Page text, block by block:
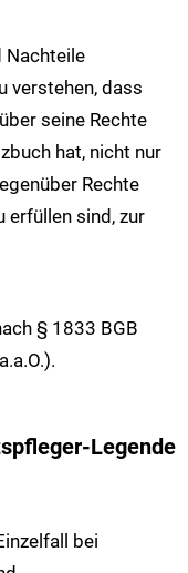
Nachteile
verstehen, dass
seine Rechte
hat, nicht nur
Rechte
erfüllen sind, zur
§ 1833 BGB
Legende
bei